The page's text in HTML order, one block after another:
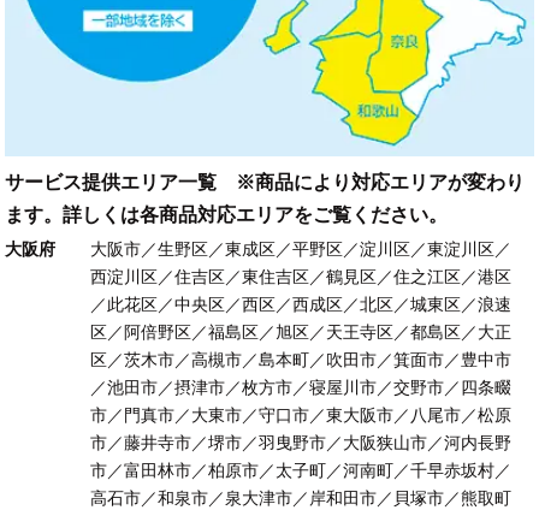
サービス提供エリア一覧 ※商品により対応エリアが変わり
ます。詳しくは各商品対応エリアをご覧ください。
大阪府
大阪市／生野区／東成区／平野区／淀川区／東淀川区／
西淀川区／住吉区／東住吉区／鶴見区／住之江区／港区
／此花区／中央区／西区／西成区／北区／城東区／浪速
区／阿倍野区／福島区／旭区／天王寺区／都島区／大正
区／茨木市／高槻市／島本町／吹田市／箕面市／豊中市
／池田市／摂津市／枚方市／寝屋川市／交野市／四条畷
市／門真市／大東市／守口市／東大阪市／八尾市／松原
市／藤井寺市／堺市／羽曳野市／大阪狭山市／河内長野
市／富田林市／柏原市／太子町／河南町／千早赤坂村／
高石市／和泉市／泉大津市／岸和田市／貝塚市／熊取町